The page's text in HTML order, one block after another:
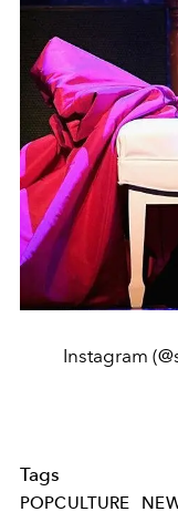
Instagram
Tags
POPCULTURE